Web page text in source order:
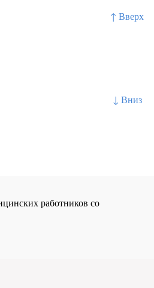
↑ Вверх
↓ Вниз
работников со